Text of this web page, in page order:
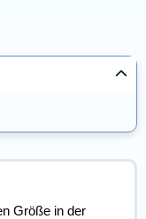
Größe in der